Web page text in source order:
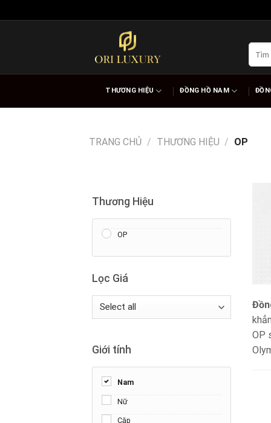
to
THƯƠNG HIỆU ĐỒNG HỒ NAM
TRANG CHỦ / THƯƠNG HIỆU / OP
Thương Hiệu
OP
Lọc Giá
Giới tính
Nam
Nữ
Cặp
OP